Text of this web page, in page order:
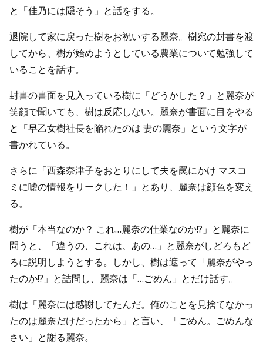
と「佳乃には隠そう」と話をする。
退院して家に戻った樹をお祝いする麗奈。樹宛の封書を渡
してから、樹が始めようとしている農業について勉強して
いることを話す。
封書の書面を見入っている樹に「どうかした？」と麗奈が
笑顔で聞いても、樹は反応しない。麗奈が書面に目をやる
と「早乙女樹社長を陥れたのは 妻の麗奈」という文字が
書かれている。
さらに「西森奈津子をおとりにして夫を罠にかけ マスコ
ミに嘘の情報をリークした！」とあり、麗奈は顔色を変え
る。
樹が「本当なのか？ これ…麗奈の仕業なのか!?」と麗奈に
問うと、「違うの、これは、あの…」と麗奈がしどろもど
ろに説明しようとする。しかし、樹は遮って「麗奈がやっ
たのか!?」と詰問し、麗奈は「…ごめん」とだけ話す。
樹は「麗奈には感謝してたんだ。俺のことを見捨てなかっ
たのは麗奈だけだったから」と言い、「ごめん。ごめんな
さい」と謝る麗奈。